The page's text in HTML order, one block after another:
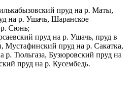
пруд на р. Маты,
на р. Ушачь, Шаранское
р. Сюнь;
пруд на р. Ушачь, пруд в
Мустафинский пруд на р. Сакатка,
р. Тюльгаза, Бузюровский пруд на
пруд на р. Кусембедь.